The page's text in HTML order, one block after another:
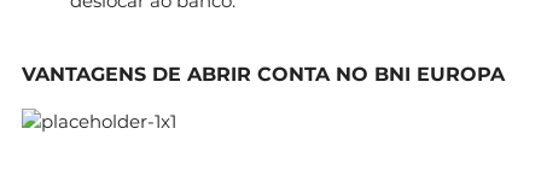
VANTAGENS DE ABRIR CONTA NO BNI EUROPA